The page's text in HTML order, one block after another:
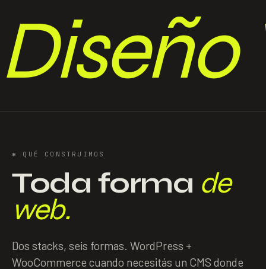
Diseño
✱ QUÉ CONSTRUIMOS
Toda forma de
web.
Dos stacks, seis formas. WordPress +
WooCommerce cuando necesitás un CMS donde